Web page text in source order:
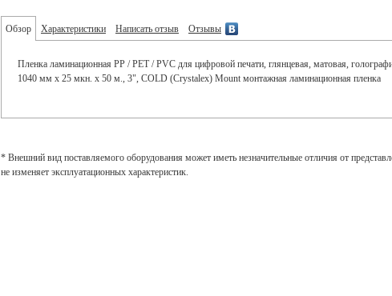
Обзор Характеристики Написать отзыв Отзывы
Пленка ламинационная PP / PET / PVC для цифровой печати, глянцевая, матовая,
1040 мм x 25 мкн. x 50 м., 3", COLD (Crystalex) Mount монтажная ламинационная пленка
* Внешний вид поставляемого оборудования может иметь незначительные отличия от
не изменяет эксплуатационных характеристик.